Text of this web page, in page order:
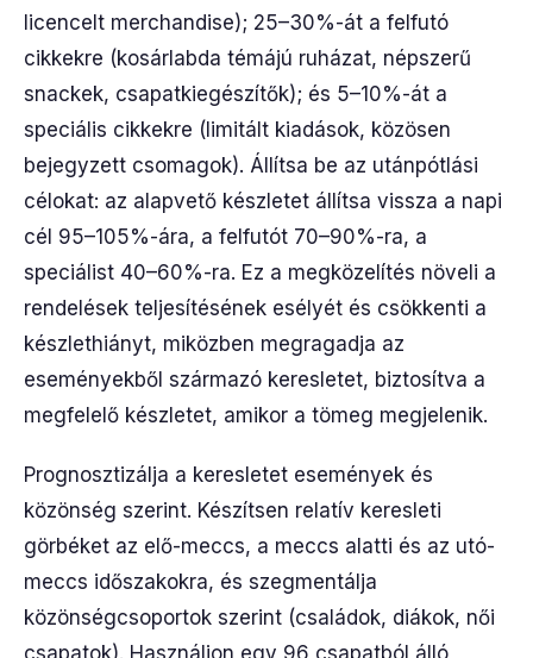
licencelt merchandise); 25–30%-át a felfutó
cikkekre (kosárlabda témájú ruházat, népszerű
snackek, csapatkiegészítők); és 5–10%-át a
speciális cikkekre (limitált kiadások, közösen
bejegyzett csomagok). Állítsa be az utánpótlási
célokat: az alapvető készletet állítsa vissza a napi
cél 95–105%-ára, a felfutót 70–90%-ra, a
speciálist 40–60%-ra. Ez a megközelítés növeli a
rendelések teljesítésének esélyét és csökkenti a
készlethiányt, miközben megragadja az
eseményekből származó keresletet, biztosítva a
megfelelő készletet, amikor a tömeg megjelenik.
Prognosztizálja a keresletet események és
közönség szerint. Készítsen relatív keresleti
görbéket az elő-meccs, a meccs alatti és az utó-
meccs időszakokra, és szegmentálja
közönségcsoportok szerint (családok, diákok, női
csapatok). Használjon egy 96 csapatból álló